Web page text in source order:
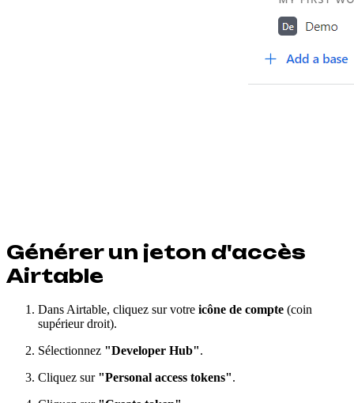
Générer un jeton d'accès
Airtable
Dans Airtable, cliquez sur votre icône de compte (coin
supérieur droit).
Sélectionnez "Developer Hub".
Cliquez sur "Personal access tokens".